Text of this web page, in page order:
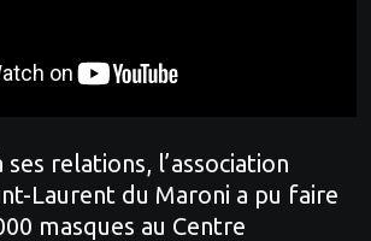
relations, l’association
Laurent du Maroni a pu faire
masques au Centre